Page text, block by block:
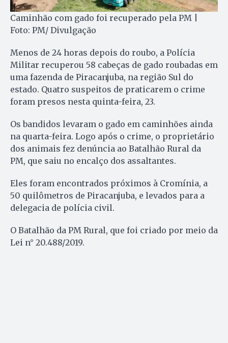
Caminhão com gado foi recuperado pela PM |
Foto: PM/ Divulgação
Menos de 24 horas depois do roubo, a Polícia
Militar recuperou 58 cabeças de gado roubadas em
uma fazenda de Piracanjuba, na região Sul do
estado. Quatro suspeitos de praticarem o crime
foram presos nesta quinta-feira, 23.
Os bandidos levaram o gado em caminhões ainda
na quarta-feira. Logo após o crime, o proprietário
dos animais fez denúncia ao Batalhão Rural da
PM, que saiu no encalço dos assaltantes.
Eles foram encontrados próximos à Cromínia, a
50 quilômetros de Piracanjuba, e levados para a
delegacia de polícia civil.
O Batalhão da PM Rural, que foi criado por meio da
Lei n° 20.488/2019.